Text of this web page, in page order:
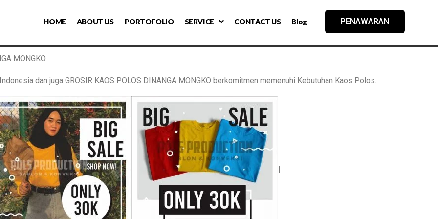
HOME ABOUT US PORTOFOLIO SERVICE CONTACT US Blog PENAWARAN
MONGKO
dan juga GROSIR KAOS POLOS DINANGA MONGKO berkomitmen memenuhi Kebutuhan Kaos Polos.